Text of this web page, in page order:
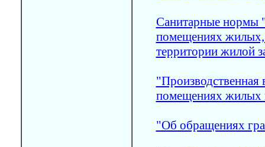
Санитарные нормы
помещениях жилых,
территории жилой
"Производственная
помещениях жилых
"Об обращениях